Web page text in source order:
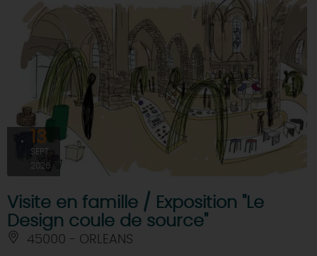
13
SEPT
2026
Visite en famille / Exposition "Le
Design coule de source"
45000 - ORLEANS